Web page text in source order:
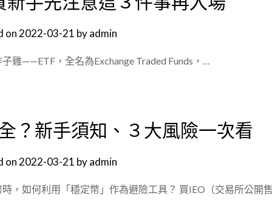
on 2022-03-21 byadmin
雞——ETF，全名為Exchange Traded Funds，…
？新手須知、３大風險一次看
on 2022-03-21 byadmin
，如何利用「穩定幣」作為避險工具？ 買IEO（交易所公開售